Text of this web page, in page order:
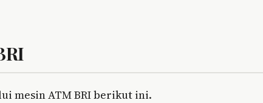
mesin ATM BRI berikut ini.